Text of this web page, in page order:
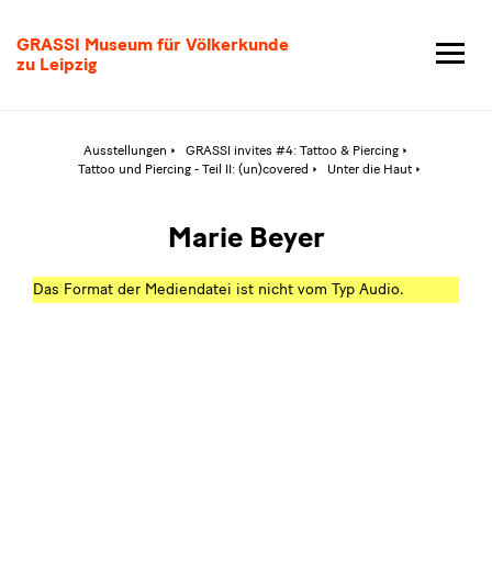
GRASSI Museum für Völkerkunde
zu Leipzig
Beyer
Ausstellungen
GRASSI invites #4: Tattoo & Piercing
Tattoo und Piercing - Teil II: (un)covered
Unter die Haut
Marie Beyer
Das Format der Mediendatei ist nicht vom Typ Audio.